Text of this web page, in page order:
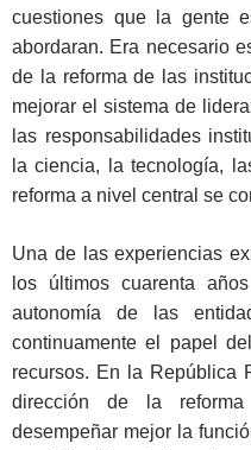
cuestiones que la gente
abordaran. Era necesario
de la reforma de las
mejorar el sistema de
las responsabilidades
la ciencia, la tecnología,
reforma a nivel central se
Una de las experiencias
los últimos cuarenta
autonomía de las
continuamente el papel
recursos. En la República
dirección de la
desempeñar mejor la